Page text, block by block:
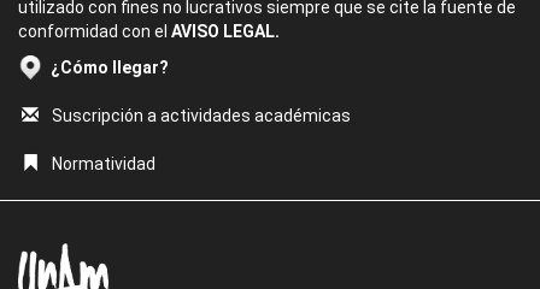
utilizado con fines no lucrativos siempre que se cite la fuente de
conformidad con el AVISO LEGAL.
¿Cómo llegar?
Suscripción a actividades académicas
Normatividad